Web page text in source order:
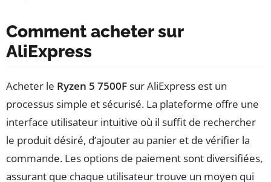
Comment acheter sur
AliExpress
Acheter le Ryzen 5 7500Fsur AliExpress est un
processus simple et sécurisé. La plateforme offre une
interface utilisateur intuitive où il suffit de rechercher
le produit désiré, d’ajouter au panier et de vérifier la
commande. Les options de paiement sont diversifiées,
assurant que chaque utilisateur trouve un moyen qui